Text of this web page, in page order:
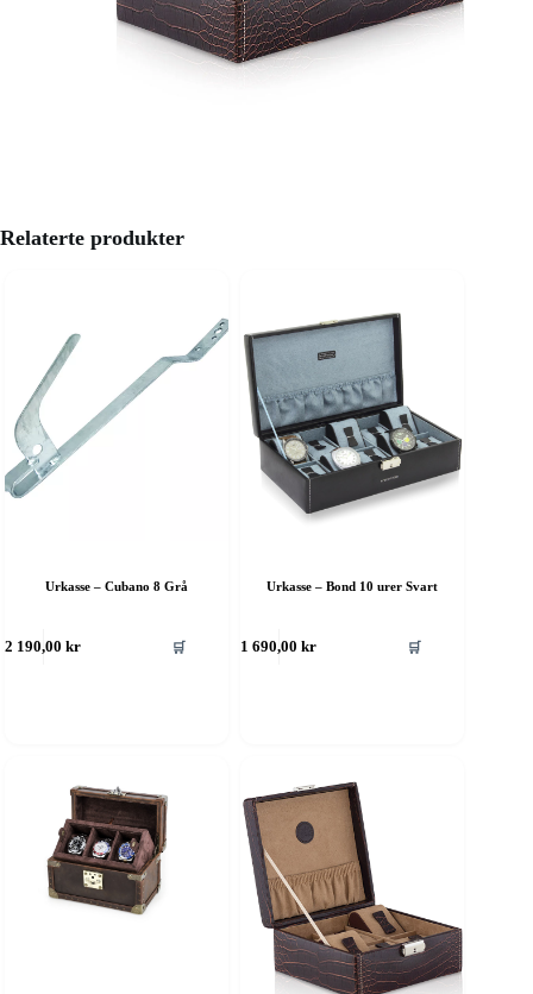
Relaterte produkter
Urkasse – Cubano 8 Grå
2 190,00kr 🛒
Urkasse – Bond 10 urer Svart
1 690,00kr 🛒